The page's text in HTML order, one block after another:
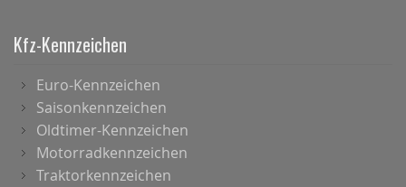
Kfz-Kennzeichen
Euro-Kennzeichen
Saisonkennzeichen
Oldtimer-Kennzeichen
Motorradkennzeichen
Traktorkennzeichen